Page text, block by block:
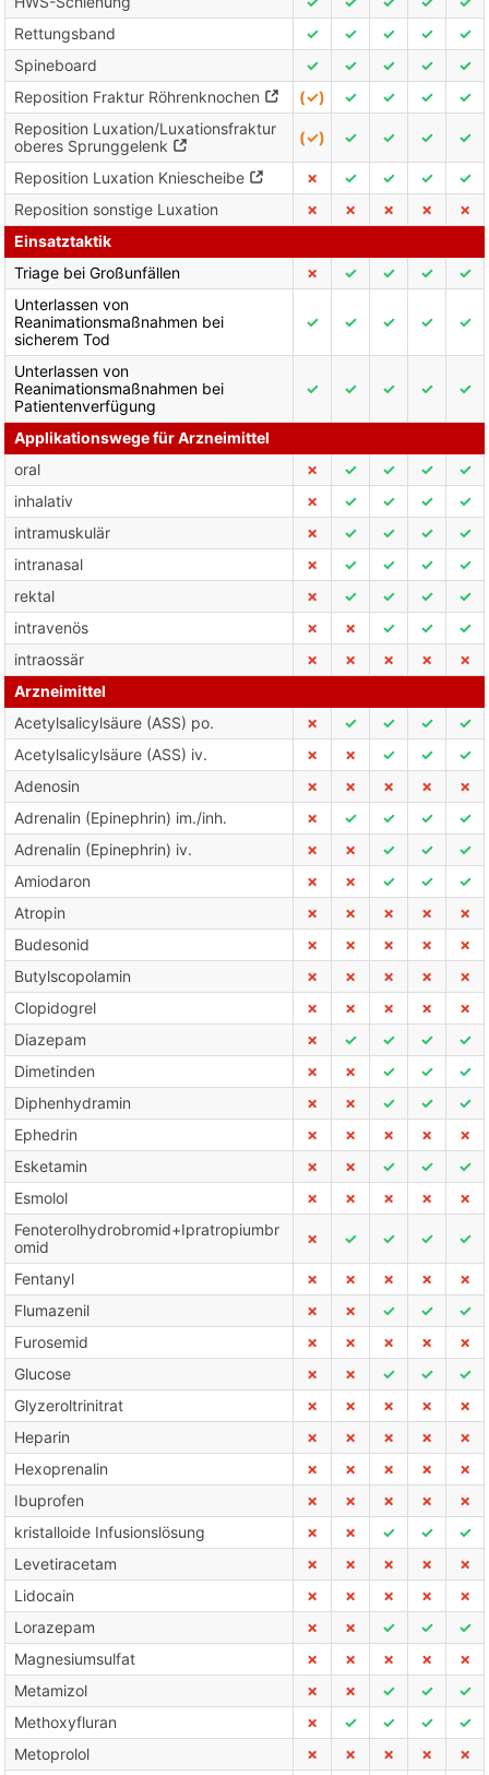
Rettungsband
✓ ✓ ✓ ✓
✓
Spineboard
✓ ✓ ✓ ✓
✓
Reposition Fraktur Röhrenknochen
(✓) ✓ ✓ ✓
✓
Reposition Luxation/Luxationsfraktur
oberes Sprunggelenk
(✓) ✓ ✓ ✓ ✓
Reposition Luxation Kniescheibe ✗ ✓ ✓ ✓
✓
Reposition sonstige Luxation
✗ ✗ ✗ ✗
✗
Einsatztaktik
Triage bei Großunfällen
✗ ✓ ✓ ✓
✓
Unterlassen von
Reanimationsmaßnahmen bei
sicherem Tod
✓ ✓ ✓ ✓ ✓
Unterlassen von
Reanimationsmaßnahmen bei
Patientenverfügung
✓ ✓ ✓ ✓ ✓
Applikationswege für Arzneimittel
oral
✗ ✓ ✓ ✓
✓
inhalativ
✗ ✓ ✓ ✓
✓
intramuskulär
✗ ✓ ✓ ✓
✓
intranasal
✗ ✓ ✓ ✓
✓
rektal
✗ ✓ ✓ ✓
✓
intravenös
✗ ✗ ✓ ✓
✓
intraossär
✗ ✗ ✗ ✗
✗
Arzneimittel
Acetylsalicylsäure (ASS) po.
✗ ✓ ✓ ✓
✓
Acetylsalicylsäure (ASS) iv.
✗ ✗ ✓ ✓
✓
Adenosin
✗ ✗ ✗ ✗
✗
Adrenalin (Epinephrin) im./inh.
✗ ✓ ✓ ✓
✓
Adrenalin (Epinephrin) iv.
✗ ✗ ✓ ✓
✓
Amiodaron
✗ ✗ ✓ ✓
✓
Atropin
✗ ✗ ✗ ✗
✗
Budesonid
✗ ✗ ✗ ✗
✗
Butylscopolamin
✗ ✗ ✗ ✗
✗
Clopidogrel
✗ ✗ ✗ ✗
✗
Diazepam
✗ ✓ ✓ ✓
✓
Dimetinden
✗ ✗ ✓ ✓
✓
Diphenhydramin
✗ ✗ ✓ ✓
✓
Ephedrin
✗ ✗ ✗ ✗
✗
Esketamin
✗ ✗ ✓ ✓
✓
Esmolol
✗ ✗ ✗ ✗
✗
Fenoterolhydrobromid+Ipratropiumbr
omid
✗ ✓ ✓ ✓ ✓
Fentanyl ✗ ✗ ✗ ✗
✗
Flumazenil
✗ ✗ ✓ ✓
✓
Furosemid
✗ ✗ ✗ ✗
✗
Glucose
✗ ✗ ✓ ✓
✓
Glyzeroltrinitrat
✗ ✗ ✗ ✗
✗
Heparin
✗ ✗ ✗ ✗
✗
Hexoprenalin
✗ ✗ ✗ ✗
✗
Ibuprofen
✗ ✗ ✗ ✗
✗
kristalloide Infusionslösung
✗ ✗ ✓ ✓
✓
Levetiracetam
✗ ✗ ✗ ✗
✗
Lidocain
✗ ✗ ✗ ✗
✗
Lorazepam
✗ ✗ ✓ ✓
✓
Magnesiumsulfat
✗ ✗ ✗ ✗
✗
Metamizol
✗ ✗ ✓ ✓
✓
Methoxyfluran
✗ ✓ ✓ ✓
✓
Metoprolol
✗ ✗ ✗ ✗
✗